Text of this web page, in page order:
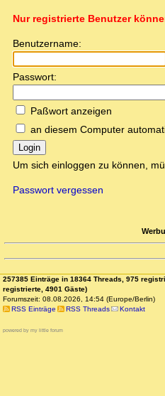
Nur registrierte Benutzer
Benutzername:
Passwort:
Paßwort anzeigen
an diesem Computer
Login
Um sich einloggen zu können,
Passwort vergessen
257385 Einträge in 18364 Threads, 975
registrierte, 4901 Gäste)
Forumszeit: 08.08.2026, 14:54 (Europe/Berlin)
RSS Einträge
RSS Threads Kontakt
powered by my little forum